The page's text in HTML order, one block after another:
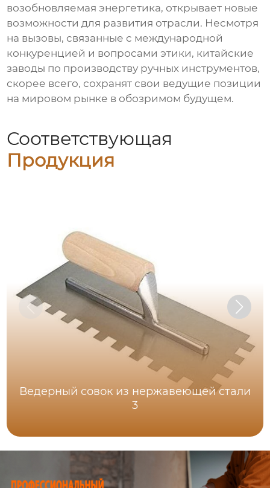
возобновляемая энергетика, открывает новые
возможности для развития отрасли. Несмотря
на вызовы, связанные с международной
конкуренцией и вопросами этики, китайские
заводы по производству ручных инструментов,
скорее всего, сохранят свои ведущие позиции
на мировом рынке в обозримом будущем.
Соответствующая
Продукция
Ведерный совок из нержавеющей стали
3